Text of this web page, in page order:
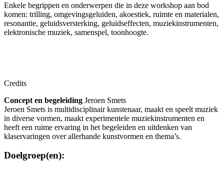
Enkele begrippen en onderwerpen die in deze workshop aan bod
komen: trilling, omgevingsgeluiden, akoestiek, ruimte en materialen,
resonantie, geluidsversterking, geluidseffecten, muziekinstrumenten,
elektronische muziek, samenspel, toonhoogte.
Credits
Concept en begeleiding Jeroen Smets
Jeroen Smets is multidisciplinair kunstenaar, maakt en speelt muziek
in diverse vormen, maakt experimentele muziekinstrumenten en
heeft een ruime ervaring in het begeleiden en uitdenken van
klaservaringen overallerhande kunstvormen en thema’s.
Doelgroep(en):